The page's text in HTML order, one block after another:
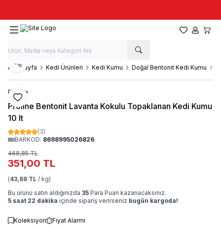
Favorilerim
Hesabım
Ana Sayfa Kedi Ürünleri Kedi Kumu Doğal Bentonit Kedi Kumu
Favoriye Ekle
Paylaş
Proline
Proline Bentonit Lavanta Kokulu Topaklanan Kedi Kumu
10 lt
(3)
BARKOD: 8698995026826
468,85TL
351,00 TL
(43,88 TL / kg)
Bu ürünü satın aldığınızda 35 Para Puan kazanacaksınız.
5 saat 22 dakika içinde sipariş verirseniz bugün kargoda!
Koleksiyon Fiyat Alarmı